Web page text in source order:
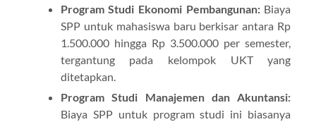
Program Studi Ekonomi Pembangunan:Biaya
SPP untuk mahasiswa baru berkisar antara Rp
1.500.000 hingga Rp 3.500.000 per semester,
tergantung pada kelompok UKT yang
ditetapkan.
Program Studi Manajemen dan Akuntansi:
Biaya SPP untuk program studi ini biasanya